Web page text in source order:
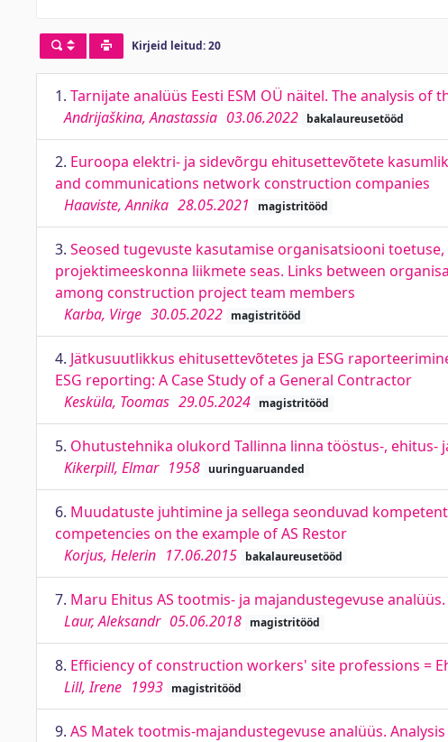
Kirjeid leitud: 20
1. Tarnijate analüüs Eesti ESM OÜ näitel. The analysis of
Andrijaškina, Anastassia 03.06.2022 bakalaureusetööd
2. Euroopa elektri- ja sidevõrgu ehitusettevõtete
and communications network construction companies
Haaviste, Annika 28.05.2021 magistritööd
3. Seosed tugevuste kasutamise organisatsiooni
projektimeeskonna liikmete seas. Links between
among construction project team members
Karba, Virge 30.05.2022 magistritööd
4. Jätkusuutlikkus ehitusettevõtetes ja ESG
ESG reporting: A Case Study of a General Contractor
Kesküla, Toomas 29.05.2024 magistritööd
5. Ohutustehnika olukord Tallinna linna tööstus-, ehitus-
Kikerpill, Elmar 1958 uuringuaruanded
6. Muudatuste juhtimine ja sellega seonduvad
competencies on the example of AS Restor
Korjus, Helerin 17.06.2015 bakalaureusetööd
7. Maru Ehitus AS tootmis- ja majandustegevuse
Laur, Aleksandr 05.06.2018 magistritööd
8. Efficiency of construction workers' site professions =
Lill, Irene 1993 magistritööd
9. AS Matek tootmis-majandustegevuse analüüs.